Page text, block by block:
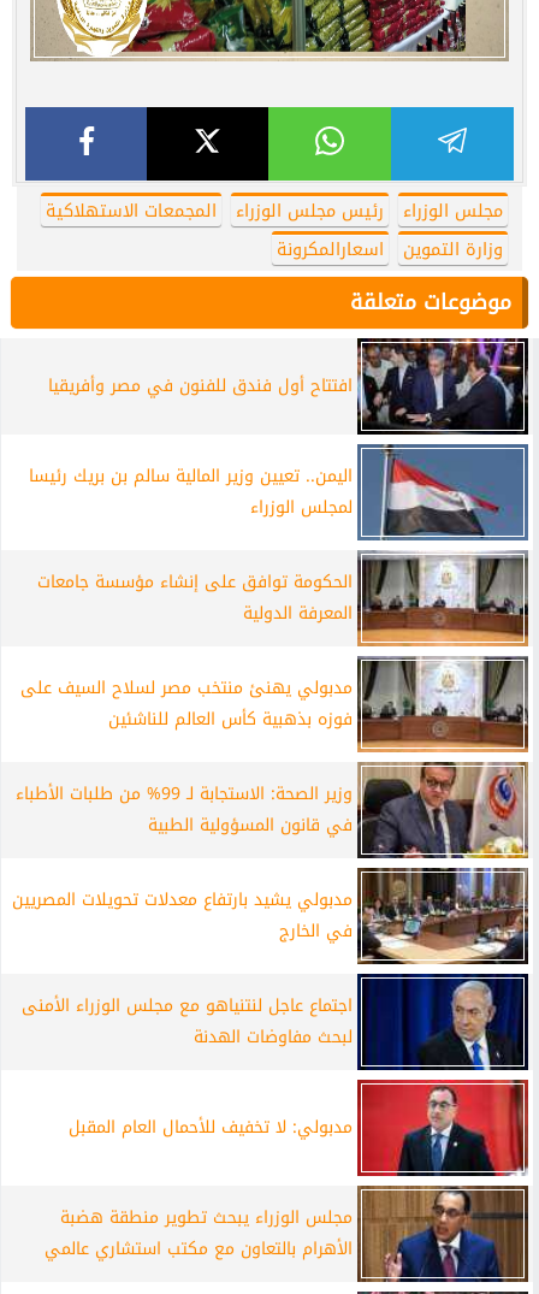
مجلس الوزراء رئيس مجلس الوزراء
المجمعات الاستهلاكية
وزارة التموين
اسعارالمكرونة
موضوعات متعلقة
افتتاح أول فندق للفنون في مصر وأفريقيا
اليمن.. تعيين وزير المالية سالم بن بريك رئيسا
لمجلس الوزراء
الحكومة توافق على إنشاء مؤسسة جامعات
المعرفة الدولية
مدبولي يهنئ منتخب مصر لسلاح السيف على
فوزه بذهبية كأس العالم للناشئين
وزير الصحة: الاستجابة لـ 99% من طلبات الأطباء
في قانون المسؤولية الطبية
مدبولي يشيد بارتفاع معدلات تحويلات المصريين
في الخارج
اجتماع عاجل لنتنياهو مع مجلس الوزراء الأمنى
لبحث مفاوضات الهدنة
مدبولي: لا تخفيف للأحمال العام المقبل
مجلس الوزراء يبحث تطوير منطقة هضبة
الأهرام بالتعاون مع مكتب استشاري عالمي